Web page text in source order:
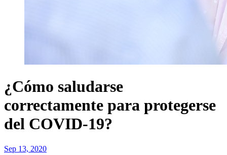
¿Cómo saludarse
correctamente para protegerse
del COVID-19?
Sep 13, 2020